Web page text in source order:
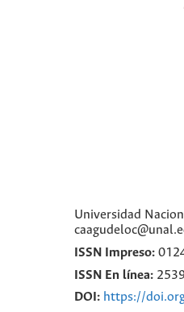
Universidad
ISSN Impreso:
ISSN En línea:
DOI: https://